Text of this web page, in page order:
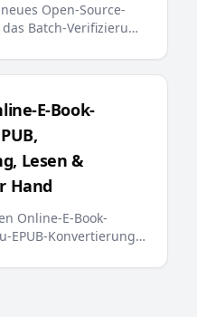
Open-Source-
Batch-Verifizierung
und Echtzeit-
Management-
E-Book-
Lesen &
Hand
Online-E-Book-
EPUB-Konvertierung,
mit Unterstützung